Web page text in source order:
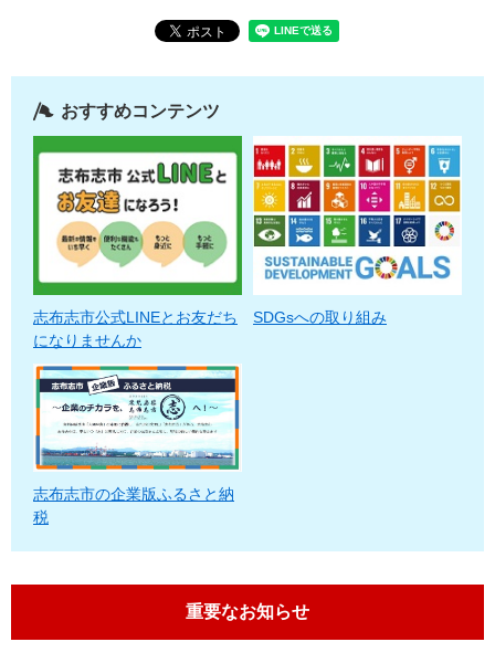
おすすめコンテンツ
志布志市公式LINEとお友だち
になりませんか
SDGsへの取り組み
志布志市の企業版ふるさと納
税
重要なお知らせ